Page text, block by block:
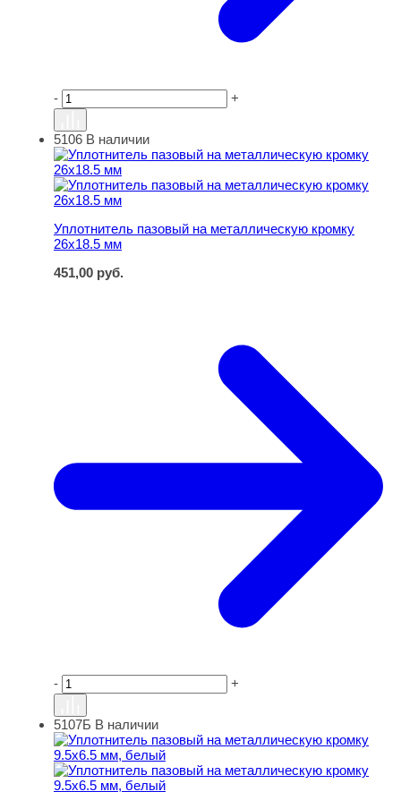
- +
Уплотнитель пазовый на металлическую кромку
5106 В наличии
Уплотнитель пазовый на металлическую кромку
26х18.5 мм
451,00 руб.
- +
Уплотнитель пазовый на металлическую кромку
5107Б В наличии